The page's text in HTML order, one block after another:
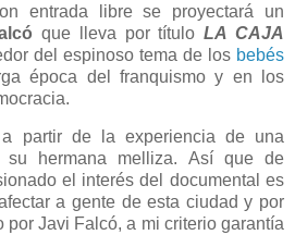
entrada libre se proyectará un
que lleva por título LA CAJA
del espinoso tema de los bebés
época del franquismo y en los
partir de la experiencia de una
hermana melliza. Así que de
el interés del documental es
a gente de esta ciudad y por
por Javi Falcó, a mi criterio garantía